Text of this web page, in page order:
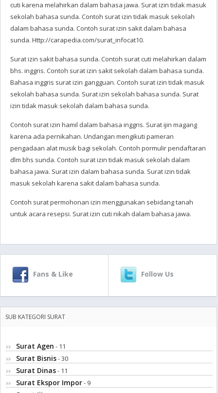
cuti karena melahirkan dalam bahasa jawa. Surat izin tidak masuk
sekolah bahasa sunda. Contoh surat izin tidak masuk sekolah
dalam bahasa sunda. Contoh surat izin sakit dalam bahasa
sunda. Http://carapedia.com/surat_infocat10.
Surat izin sakit bahasa sunda. Contoh surat cuti melahirkan dalam
bhs. inggris. Contoh surat izin sakit sekolah dalam bahasa sunda.
Bahasa inggris surat izin gangguan. Contoh surat izin tidak masuk
sekolah bahasa sunda. Surat izin sekolah bahasa sunda. Surat
izin tidak masuk sekolah dalam bahasa sunda.
Contoh surat izin hamil dalam bahasa inggris. Surat ijin magang
karena ada pernikahan. Undangan mengikuti pameran
pengadaan alat musik bagi sekolah. Contoh pormulir pendaftaran
dlm bhs sunda. Contoh surat izin tidak masuk sekolah dalam
bahasa jawa. Surat izin dalam bahasa sunda. Surat izin tidak
masuk sekolah karena sakit dalam bahasa sunda.
Contoh surat permohonan izin menggunakan sebidang tanah
untuk acara resepsi. Surat izin cuti nikah dalam bahasa jawa.
Fans & Like Follow Us
SUB KATEGORI SURAT
Surat Agen - 11
Surat Bisnis- 30
Surat Dinas- 11
Surat Ekspor Impor- 9